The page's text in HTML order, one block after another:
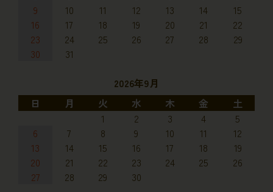
9
10 11 12 13 14
15
16
17 18 19 20 21
22
23
24 25 26 27 28
29
30
31
2026年9月
日
月 火 水 木 金
土
1
2 3 4
5
6
7 8 9 10 11
12
13
14 15 16 17 18
19
20
21 22 23 24 25
26
27
28 29 30